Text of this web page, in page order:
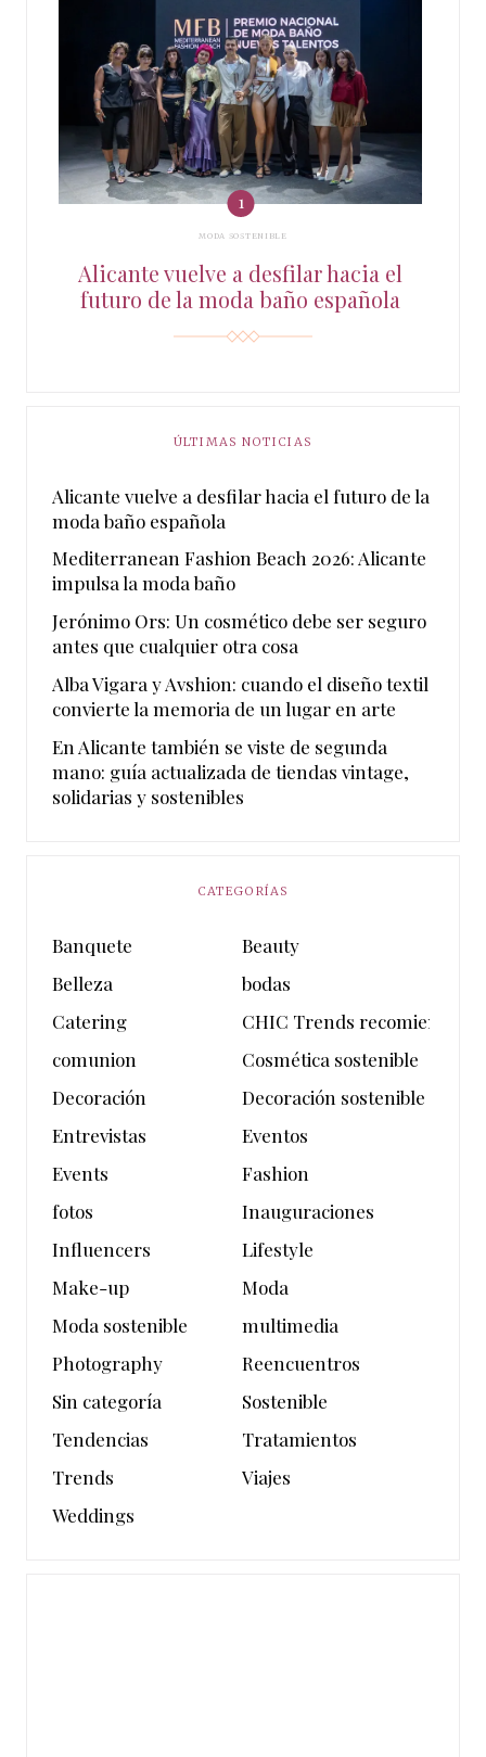
MODA SOSTENIBLE
Alicante vuelve a desfilar hacia el
futuro de la moda baño española
ÚLTIMAS NOTICIAS
Alicante vuelve a desfilar hacia el futuro de la
moda baño española
Mediterranean Fashion Beach 2026: Alicante
impulsa la moda baño
Jerónimo Ors: Un cosmético debe ser seguro
antes que cualquier otra cosa
Alba Vigara y Avshion: cuando el diseño textil
convierte la memoria de un lugar en arte
En Alicante también se viste de segunda
mano: guía actualizada de tiendas vintage,
solidarias y sostenibles
CATEGORÍAS
Banquete
Beauty
Belleza
bodas
Catering
CHIC Trends recomienda
comunion
Cosmética sostenible
Decoración
Decoración sostenible
Entrevistas
Eventos
Events
Fashion
fotos
Inauguraciones
Influencers
Lifestyle
Make-up
Moda
Moda sostenible
multimedia
Photography
Reencuentros
Sin categoría
Sostenible
Tendencias
Tratamientos
Trends
Viajes
Weddings